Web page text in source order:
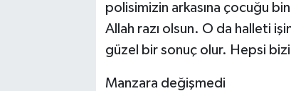
polisimizin arkasına çocuğu
Allah razı olsun. O da halleti
güzel bir sonuç olur. Hepsi
Manzara değişmedi